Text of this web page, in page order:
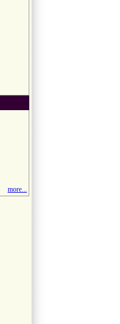
more...